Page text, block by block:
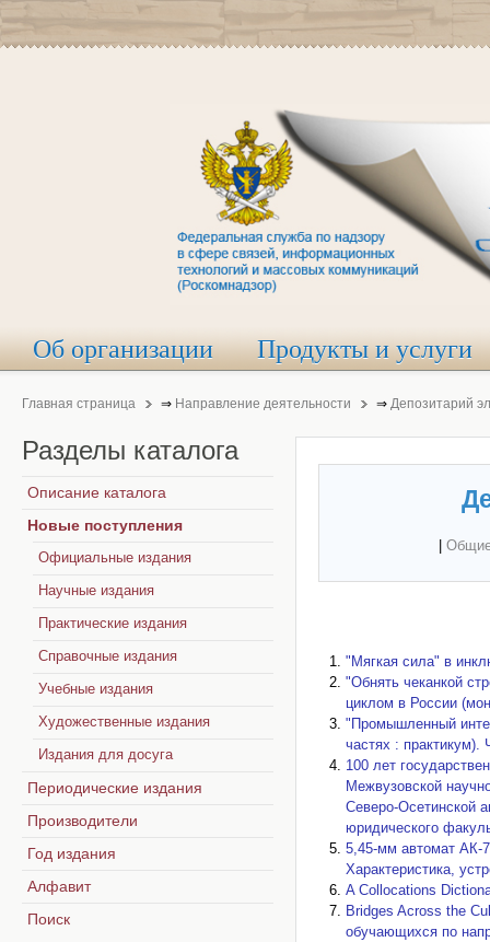
Об организации Продукты и услуги
Главная страница ⇒ Направление деятельности ⇒ Депозитарий
"Мягкая сила" в
"Обнять чеканкой
циклом в России
"Промышленный
частях : практикум).
100 лет
Межвузовской
Северо-Осетинской
юридического
5,45-мм автомат АК-
Характеристика,
A Collocations
Bridges Across the
обучающихся по
Разделы каталога
Описание каталога
Новые поступления
Официальные издания
Научные издания
Практические издания
Справочные издания
Учебные издания
Художественные издания
Издания для досуга
Периодические издания
Производители
Год издания
Алфавит
Поиск